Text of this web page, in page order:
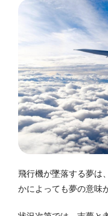
飛行機が墜落する夢は
かによっても夢の意味